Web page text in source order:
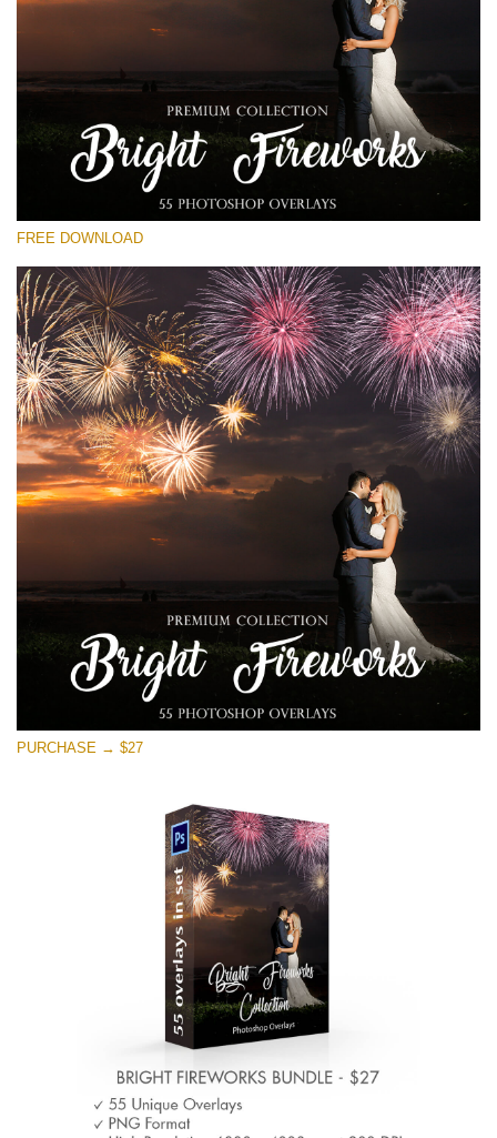
Free Fireworks Overlay #16
Small 800*533px
Bright Fireworks
(55 Overlays)
Bokeh Collection (650 Overlays)
Large 6000*4000px
Entire Collection
(1783 Overlays)
Large 6000*4000px
Free download
FREE DOWNLOAD
PURCHASE → $27